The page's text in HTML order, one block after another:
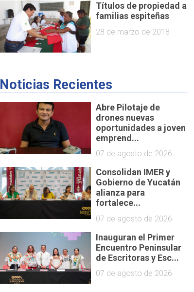
Títulos de propiedad a
familias espiteñas
28 de marzo de 2018
Noticias Recientes
Abre Pilotaje de
drones nuevas
oportunidades a joven
emprend...
07 de agosto de 2026
Consolidan IMER y
Gobierno de Yucatán
alianza para
fortalece...
07 de agosto de 2026
Inauguran el Primer
Encuentro Peninsular
de Escritoras y Esc...
07 de agosto de 2026